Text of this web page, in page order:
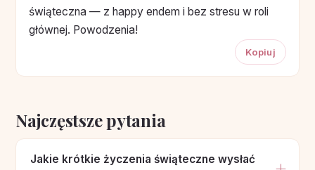
świąteczna — z happy endem i bez stresu w roli
głównej. Powodzenia!
Kopiuj
Najczęstsze pytania
Jakie krótkie życzenia świąteczne wysłać